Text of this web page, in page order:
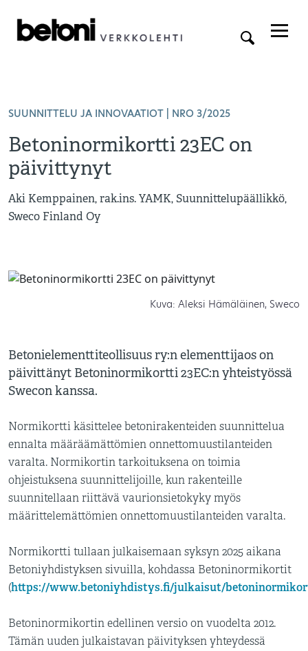
SUUNNITTELU JA INNOVAATIOT | NRO 3/2025
Betoninormikortti 23EC on
päivittynyt
Aki Kemppainen, rak.ins. YAMK, Suunnittelupäällikkö,
Sweco Finland Oy
Kuva: Aleksi Hämäläinen, Sweco
Betonielementtiteollisuus ry:n elementtijaos on
päivittänyt Betoninormikortti 23EC:n yhteistyössä
Swecon kanssa.
Normikortti käsittelee betonirakenteiden suunnittelua
ennalta määräämättömien onnettomuustilanteiden
varalta. Normikortin tarkoituksena on toimia
ohjeistuksena suunnittelijoille, kun rakenteille
suunnitellaan riittävä vaurionsietokyky myös
määrittelemättömien onnettomuustilanteiden varalta.
Normikortti tullaan julkaisemaan syksyn 2025 aikana
Betoniyhdistyksen sivuilla, kohdassa Betoninormikortit
(https://www.betoniyhdistys.fi/julkaisut/
Betoninormikortin edellinen versio on vuodelta 2012.
Tämän uuden julkaistavan päivityksen yhteydessä